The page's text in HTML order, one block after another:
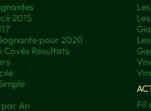
2015
pour 2020
Résultats
par An
Fil